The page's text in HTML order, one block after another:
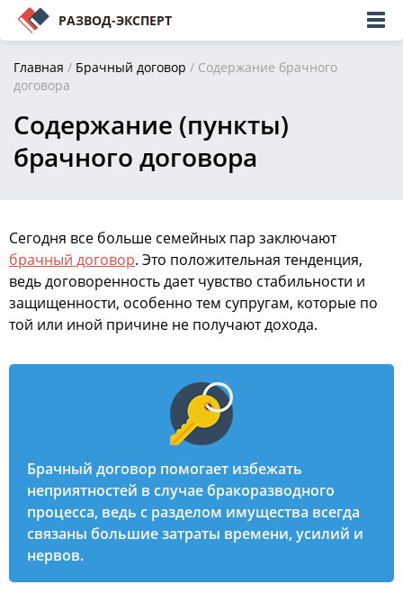
РАЗВОД-ЭКСПЕРТ
Главная / Брачный договор / Содержание брачного
договора
Содержание (пункты)
брачного договора
Сегодня все больше семейных пар заключают
брачный договор. Это положительная тенденция,
ведь договоренность дает чувство стабильности и
защищенности, особенно тем супругам, которые по
той или иной причине не получают дохода.
Брачный договор помогает избежать
неприятностей в случае бракоразводного
процесса, ведь с разделом имущества всегда
связаны большие затраты времени, усилий и
нервов.